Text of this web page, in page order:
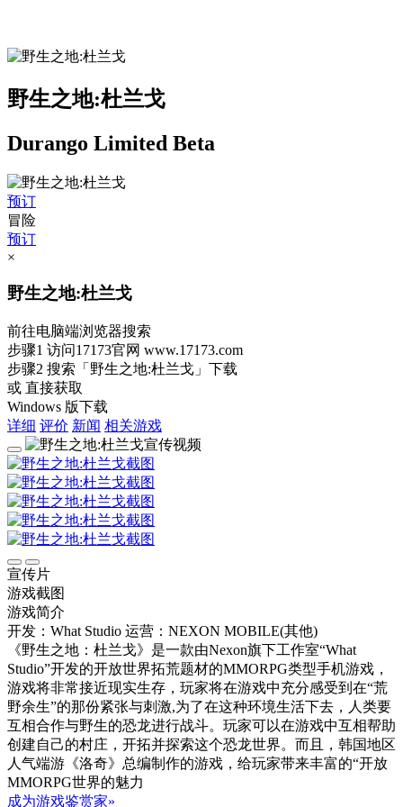
野生之地:杜兰戈
Durango Limited Beta
预订
冒险
预订
×
野生之地:杜兰戈
前往电脑端浏览器搜索
步骤1 访问17173官网 www.17173.com
步骤2 搜索 「野生之地:杜兰戈」 下载
或 直接获取
Windows 版下载
详细 评价 新闻 相关游戏
宣传片
游戏截图
游戏简介
开发：What Studio 运营：NEXON MOBILE(其他)
《野生之地：杜兰戈》是一款由Nexon旗下工作室“What
Studio”开发的开放世界拓荒题材的MMORPG类型手机游戏，
游戏将非常接近现实生存，玩家将在游戏中充分感受到在“荒
野余生”的那份紧张与刺激,为了在这种环境生活下去，人类要
互相合作与野生的恐龙进行战斗。玩家可以在游戏中互相帮助
创建自己的村庄，开拓并探索这个恐龙世界。而且，韩国地区
人气端游《洛奇》总编制作的游戏，给玩家带来丰富的“开放
MMORPG世界的魅力
成为游戏鉴赏家»